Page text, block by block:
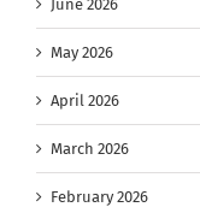
June 2026
May 2026
April 2026
March 2026
February 2026